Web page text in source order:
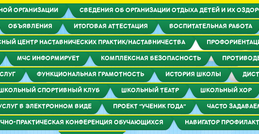
ОРГАНИЗАЦИИ СВЕДЕНИЯ ОБ ОРГАНИЗАЦИИ ОТДЫХА ДЕТЕЙ И ИХ
ОБЪЯВЛЕНИЯ ИТОГОВАЯ АТТЕСТАЦИЯ ВОСПИТАТЕЛЬНАЯ РАБОТА
ЦЕНТР НАСТАВНИЧЕСКИХ ПРАКТИК/НАСТАВНИЧЕСТВА
МЧС ИНФОРМИРУЕТ КОМПЛЕКСНАЯ БЕЗОПАСНОСТЬ
ФУНКЦИОНАЛЬНАЯ ГРАМОТНОСТЬ ИСТОРИЯ ШКОЛЫ
СПОРТИВНЫЙ КЛУБ ШКОЛЬНЫЙ ТЕАТР ШКОЛЬНЫЙ ХОР
В ЭЛЕКТРОННОМ ВИДЕ ПРОЕКТ "УЧЕНИК ГОДА" ЧАСТО
ПРАКТИЧЕСКАЯ КОНФЕРЕНЦИЯ ОБУЧАЮЩИХСЯ НАВИГАТОР